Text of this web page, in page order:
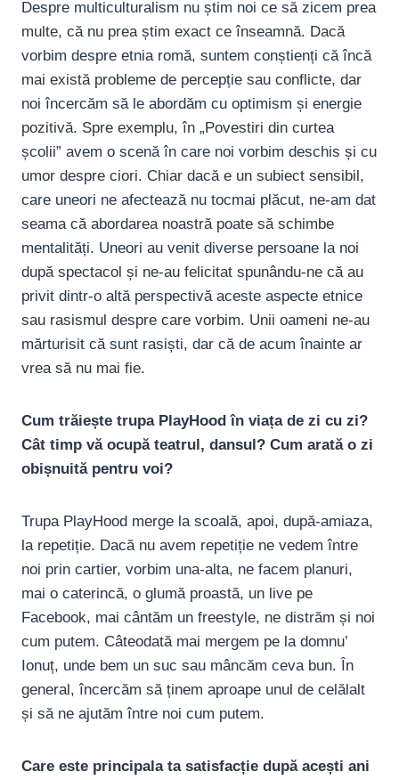
Despre multiculturalism nu știm noi ce să zicem prea
multe, că nu prea știm exact ce înseamnă. Dacă
vorbim despre etnia romă, suntem conștienți că încă
mai există probleme de percepție sau conflicte, dar
noi încercăm să le abordăm cu optimism și energie
pozitivă. Spre exemplu, în „Povestiri din curtea
școlii” avem o scenă în care noi vorbim deschis și cu
umor despre ciori. Chiar dacă e un subiect sensibil,
care uneori ne afectează nu tocmai plăcut, ne-am dat
seama că abordarea noastră poate să schimbe
mentalități. Uneori au venit diverse persoane la noi
după spectacol și ne-au felicitat spunându-ne că au
privit dintr-o altă perspectivă aceste aspecte etnice
sau rasismul despre care vorbim. Unii oameni ne-au
mărturisit că sunt rasiști, dar că de acum înainte ar
vrea să nu mai fie.
Cum trăiește trupa PlayHood în viața de zi cu zi?
Cât timp vă ocupă teatrul, dansul? Cum arată o zi
obișnuită pentru voi?
Trupa PlayHood merge la scoală, apoi, după-amiaza,
la repetiție. Dacă nu avem repetiție ne vedem între
noi prin cartier, vorbim una-alta, ne facem planuri,
mai o caterincă, o glumă proastă, un live pe
Facebook, mai cântăm un freestyle, ne distrăm și noi
cum putem. Câteodată mai mergem pe la domnu’
Ionuț, unde bem un suc sau mâncăm ceva bun. În
general, încercăm să ținem aproape unul de celălalt
și să ne ajutăm între noi cum putem.
Care este principala ta satisfacție după acești ani